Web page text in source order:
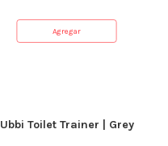
Agregar
Ubbi Toilet Trainer | Grey